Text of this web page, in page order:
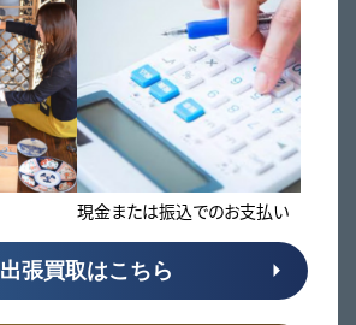
現金または振込でのお支払い
出張買取はこちら